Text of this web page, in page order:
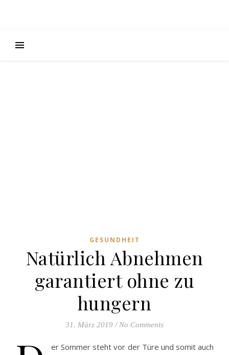
GESUNDHEIT
Natürlich Abnehmen
garantiert ohne zu
hungern
31. März 2019 / No Comments
er Sommer steht vor der Türe und somit auch